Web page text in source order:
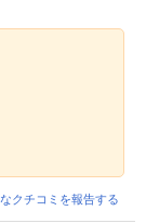
クチコミを報告する